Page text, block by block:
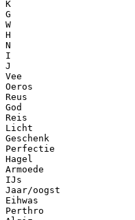
K
G
W
H
N
I
J
Vee
Oeros
Reus
God
Reis
Licht
Geschenk
Perfectie
Hagel
Armoede
IJs
Jaar/oogst
Eihwas
Perthro